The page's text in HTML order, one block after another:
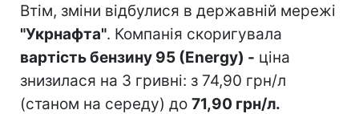
Втім, зміни відбулися в державній мережі
"Укрнафта". Компанія скоригувала
вартість бензину 95 (Energy) - ціна
знизилася на 3 гривні: з 74,90 грн/л
(станом на середу) до 71,90 грн/л.